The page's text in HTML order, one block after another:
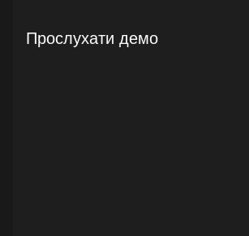
Прослухати демо